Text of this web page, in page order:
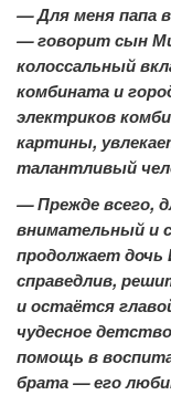
— Для меня папа
— говорит сын
колоссальный
комбината и
электриков
картины,
талантливый
— Прежде всего,
внимательный и
продолжает
справедлив,
и остаётся
чудесное
помощь в
брата — его